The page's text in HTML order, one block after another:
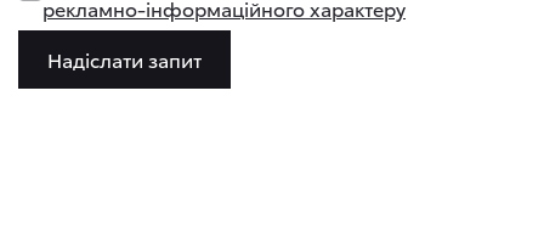
рекламно-інформаційного характеру
Надіслати запит